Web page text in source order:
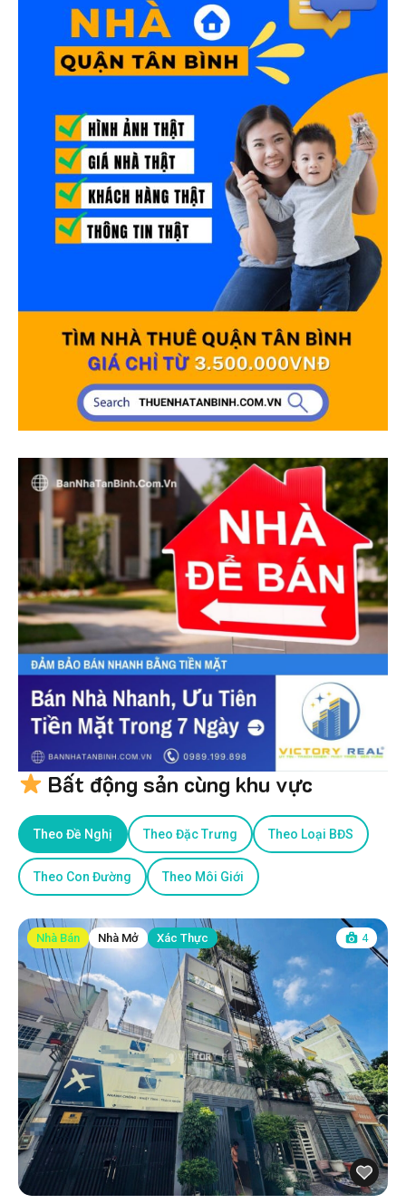
Bất động sản cùng khu vực
Theo Đề Nghị Theo Đặc Trưng Theo Loại BĐS
Theo Con Đường Theo Môi Giới
Nhà Bán Nhà Mở Xác Thực 4